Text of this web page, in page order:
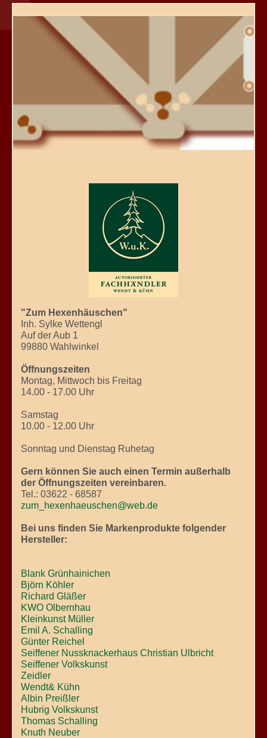
"Zum Hexenhäuschen"
Inh. Sylke Wettengl
Auf der Aub 1
99880 Wahlwinkel
Öffnungszeiten
Montag, Mittwoch bis Freitag
14.00 - 17.00 Uhr
Samstag
10.00 - 12.00 Uhr
Sonntag und Dienstag Ruhetag
Gern können Sie auch einen Termin außerhalb
der Öffnungszeiten vereinbaren.
Tel.: 03622 - 68587
zum_hexenhaeuschen@web.de
Bei uns finden Sie Markenprodukte folgender
Hersteller:
Blank Grünhainichen
Björn Köhler
Richard Gläßer
KWO Olbernhau
Kleinkunst Müller
Emil A. Schalling
Günter Reichel
Seiffener Nussknackerhaus Christian Ulbricht
Seiffener Volkskunst
Zeidler
Wendt& Kühn
Albin Preißler
Hubrig Volkskunst
Thomas Schalling
Knuth Neuber